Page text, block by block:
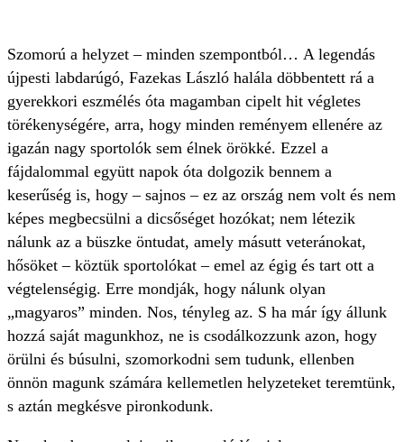
Szomorú a helyzet – minden szempontból… A legendás
újpesti labdarúgó, Fazekas László halála döbbentett rá a
gyerekkori eszmélés óta magamban cipelt hit végletes
törékenységére, arra, hogy minden reményem ellenére az
igazán nagy sportolók sem élnek örökké. Ezzel a
fájdalommal együtt napok óta dolgozik bennem a
keserűség is, hogy – sajnos – ez az ország nem volt és nem
képes megbecsülni a dicsőséget hozókat; nem létezik
nálunk az a büszke öntudat, amely másutt veteránokat,
hősöket – köztük sportolókat – emel az égig és tart ott a
végtelenségig. Erre mondják, hogy nálunk olyan
„magyaros” minden. Nos, tényleg az. S ha már így állunk
hozzá saját magunkhoz, ne is csodálkozzunk azon, hogy
örülni és búsulni, szomorkodni sem tudunk, ellenben
önnön magunk számára kellemetlen helyzeteket teremtünk,
s aztán megkésve pironkodunk.